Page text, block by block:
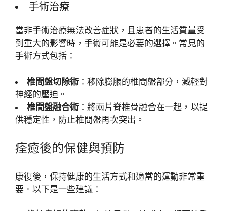
手術治療
當非手術治療無法改善症狀，且患者的生活質量受
到重大的影響時，手術可能是必要的選擇。常見的
手術方式包括：
椎間盤切除術 ：移除膨脹的椎間盤部分，減輕對
神經的壓迫。
椎間盤融合術 ：將兩片脊椎骨融合在一起，以提
供穩定性，防止椎間盤再次突出。
痊癒後的保健與預防
康復後，保持健康的生活方式和適當的運動非常重
要。以下是一些建議：